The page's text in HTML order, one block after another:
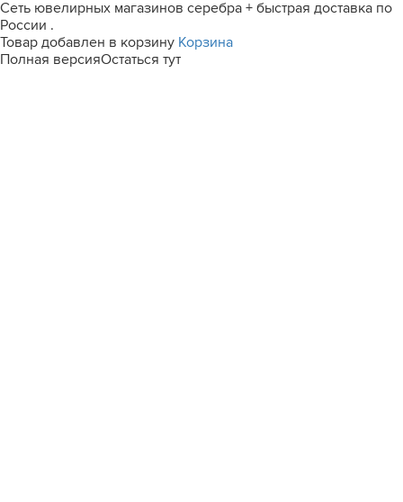
Сеть ювелирных магазинов серебра + быстрая доставка по
России .
Товар добавлен в корзину Корзина
Полная версияОстаться тут